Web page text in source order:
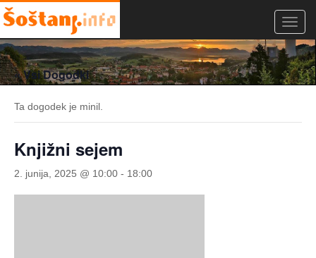
« Vsi Dogodki
Ta dogodek je minil.
Knjižni sejem
2. junija, 2025 @ 10:00 - 18:00